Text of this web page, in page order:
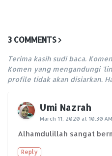
3 COMMENTS
Terima kasih sudi baca.
Komen yang mengandungi
profile tidak akan disiarkan.
Umi Nazrah
March 11, 2020 at 10:30 AM
Alhamdulillah sangat
Reply